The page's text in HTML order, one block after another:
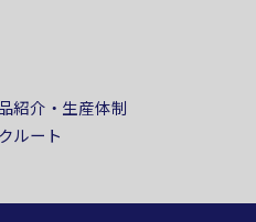
紹介・生産体制
ルート